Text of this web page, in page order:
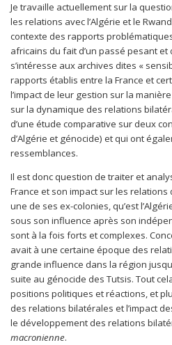
Je travaille actuellement sur la
les relations avec l’Algérie et le
contexte des rapports
africains du fait d’un passé pesant et
s’intéresse aux archives dites «
rapports établis entre la France et
l’impact de leur gestion sur la
sur la dynamique des relations
d’une étude comparative sur deux
d’Algérie et génocide) et qui ont
ressemblances.
Il est donc question de traiter et
France et son impact sur les
une de ses ex-colonies, qu’est
sous son influence après son
sont à la fois forts et complexes.
avait à une certaine époque des
grande influence dans la région
suite au génocide des Tutsis. Tout
positions politiques et réactions, et
des relations bilatérales et l’impact
le développement des relations
macronienne.